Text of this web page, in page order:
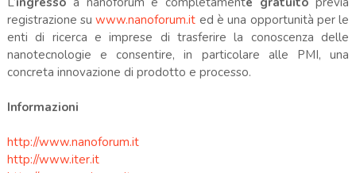
registrazione suwww.nanoforum.it ed è una opportunità per le
enti di ricerca e imprese di trasferire la conoscenza delle
nanotecnologie e consentire, in particolare alle PMI, una
concreta innovazione di prodotto e processo.
Informazioni
http://www.nanoforum.it
http://www.iter.it